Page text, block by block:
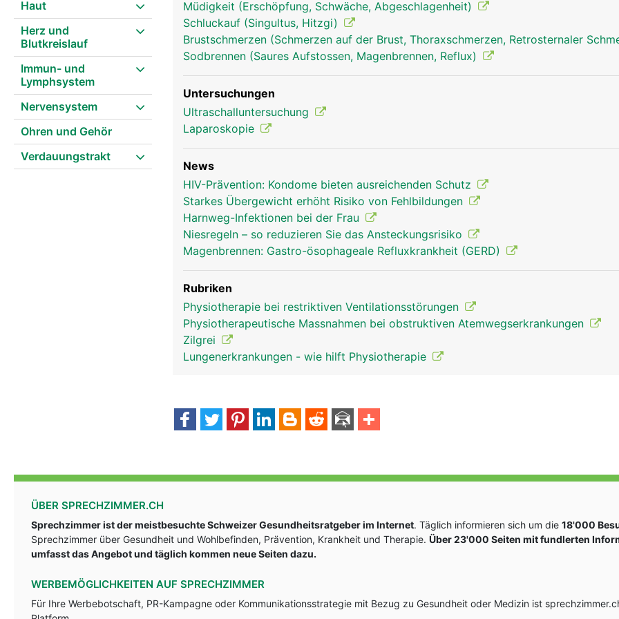
Haut
Herz und
Blutkreislauf
Immun- und
Lymphsystem
Nervensystem
Ohren und Gehör
Verdauungstrakt
Müdigkeit (Erschöpfung, Schwäche, Abgeschlagenheit)
Schluckauf (Singultus, Hitzgi)
Brustschmerzen (Schmerzen auf der Brust, Thoraxschmerzen, Retrosternaler
Sodbrennen (Saures Aufstossen, Magenbrennen, Reflux)
Untersuchungen
Ultraschalluntersuchung
Laparoskopie
News
HIV-Prävention: Kondome bieten ausreichenden Schutz
Starkes Übergewicht erhöht Risiko von Fehlbildungen
Harnweg-Infektionen bei der Frau
Niesregeln – so reduzieren Sie das Ansteckungsrisiko
Magenbrennen: Gastro-ösophageale Refluxkrankheit (GERD)
Rubriken
Physiotherapie bei restriktiven Ventilationsstörungen
Physiotherapeutische Massnahmen bei obstruktiven Atemwegserkrankungen
Zilgrei
Lungenerkrankungen - wie hilft Physiotherapie
ÜBER SPRECHZIMMER.CH
Sprechzimmer ist der meistbesuchte Schweizer Gesundheitsratgeber im Internet. Täglich informieren sich um die 18'000
Sprechzimmer über Gesundheit und Wohlbefinden, Prävention, Krankheit und Therapie. Über 23'000 Seiten mit fundlerten
umfasst das Angebot und täglich kommen neue Seiten dazu.
WERBEMÖGLICHKEITEN AUF SPRECHZIMMER
Für Ihre Werbebotschaft, PR-Kampagne oder Kommunikationsstrategie mit Bezug zu Gesundheit oder Medizin ist